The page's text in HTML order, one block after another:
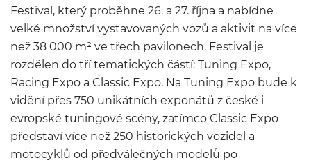
Festival, který proběhne 26. a 27. října a nabídne
velké množství vystavovaných vozů a aktivit na více
než 38 000 m² ve třech pavilonech. Festival je
rozdělen do tří tematických částí: Tuning Expo,
Racing Expo a Classic Expo. Na Tuning Expo bude k
vidění přes 750 unikátních exponátů z české i
evropské tuningové scény, zatímco Classic Expo
představí více než 250 historických vozidel a
motocyklů od předválečných modelů po